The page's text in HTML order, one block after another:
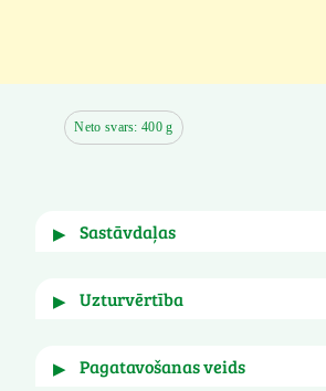
Neto svars: 400 g
sastāvdaļas
▶
Augsts K vitamīna saturs, Augsts
Selerijas .
uzturvērtība
▶
pagatavošanas veids
▶